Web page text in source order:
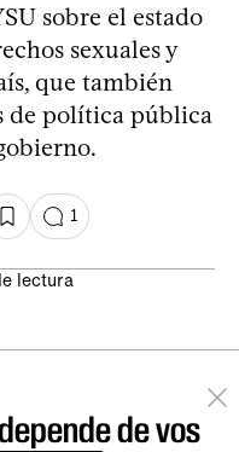
sobre el estado
sexuales y
que también
de política pública
1
lectura
de vos